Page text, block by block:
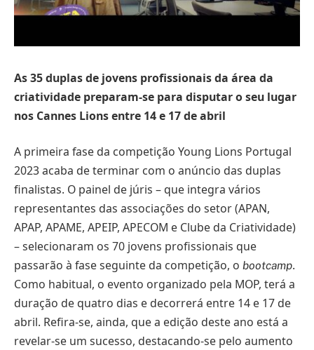
As 35 duplas de jovens profissionais da área da
criatividade preparam-se para disputar o seu lugar
nos Cannes Lions entre 14 e 17 de abril
A primeira fase da competição Young Lions Portugal
2023 acaba de terminar com o anúncio das duplas
finalistas. O painel de júris – que integra vários
representantes das associações do setor (APAN,
APAP, APAME, APEIP, APECOM e Clube da Criatividade)
– selecionaram os 70 jovens profissionais que
passarão à fase seguinte da competição, o bootcamp.
Como habitual, o evento organizado pela MOP, terá a
duração de quatro dias e decorrerá entre 14 e 17 de
abril. Refira-se, ainda, que a edição deste ano está a
revelar-se um sucesso, destacando-se pelo aumento